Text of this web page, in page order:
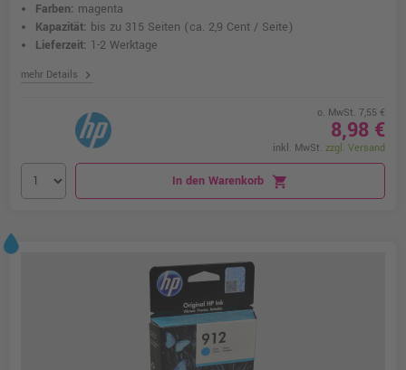
Farben: magenta
Kapazität: bis zu 315 Seiten (ca. 2,9 Cent / Seite)
Lieferzeit: 1-2 Werktage
mehr Details chevron_right
o. MwSt. 7,55 €
8,98 €
inkl. MwSt. zzgl. Versand
In den Warenkorb shopping_cart